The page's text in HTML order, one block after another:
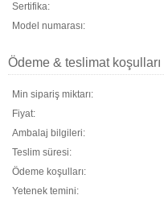
Sertifika:
Model numarası:
Ödeme & teslimat koşulları
Min sipariş miktarı:
Fiyat:
Ambalaj bilgileri:
Teslim süresi:
Ödeme koşulları:
Yetenek temini: